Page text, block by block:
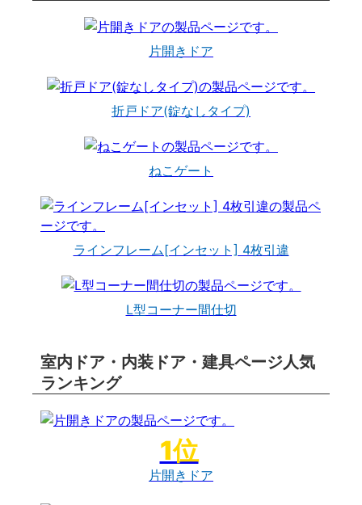
片開きドア
折戸ドア(錠なしタイプ)
ねこゲート
ラインフレーム[インセット] 4枚引違
L型コーナー間仕切
室内ドア・内装ドア・建具ページ人気
ランキング
片開きドア